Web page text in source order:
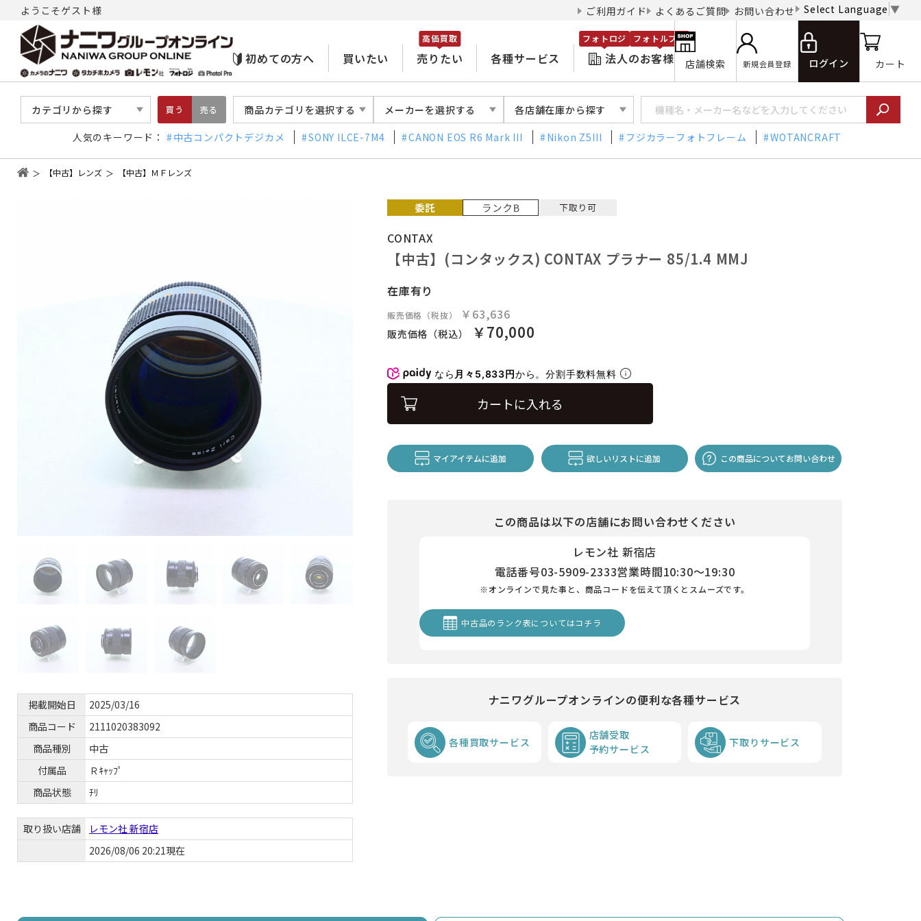
ようこそゲスト様 ご利用ガイド よくあるご質問 お問い合わせ Select Language ▼
初めての方へ 買いたい 売りたい
高価買取
各種サービス 法人のお客様
フォトロジ フォトルプロ
店舗検索 新規会員登録 ログイン カート
カテゴリから探す 買う 売る 商品カテゴリを選択する メーカーを選択する 各店舗在庫から探す
人気のキーワード： 中古コンパクトデジカメ SONY ILCE-7M4 CANON EOS R6 Mark III Nikon Z5III フジカラーフォトフレーム WOTANCRAFT
【中古】レンズ 【中古】ＭＦレンズ
掲載開始日
2025/03/16
商品コード
2111020383092
商品種別
中古
付属品
Ｒｷｬｯﾌﾟ
商品状態
ﾁﾘ
取り扱い店舗
レモン社 新宿店
2026/08/06 20:21現在
CONTAX
【中古】(コンタックス) CONTAX プラナー 85/1.4 MMJ
在庫有り
販売価格（税抜） ￥63,636
販売価格（税込） ￥70,000
なら 月々5,833円から。分割手数料無料
カートに入れる
マイアイテムに追加 欲しいリストに追加 この商品についてお問い合わせ
この商品は以下の店舗にお問い合わせください
レモン社 新宿店
電話番号03-5909-2333営業時間10:30～19:30
※オンラインで見た事と、商品コードを伝えて頂くとスムーズです。
中古品のランク表についてはコチラ
ナニワグループオンラインの便利な各種サービス
各種買取サービス
店舗受取
予約サービス
下取りサービス